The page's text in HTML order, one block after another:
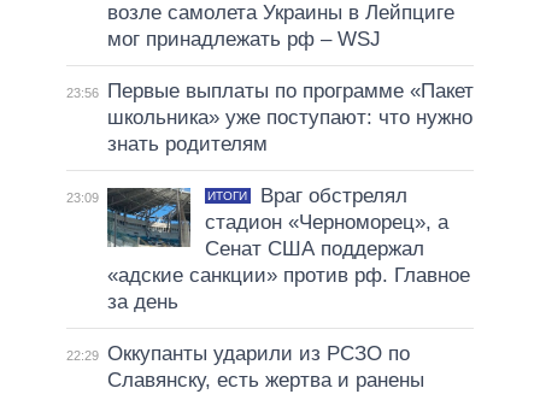
возле самолета Украины в Лейпциге
мог принадлежать рф – WSJ
23:56
Первые выплаты по программе «Пакет
школьника» уже поступают: что нужно
знать родителям
23:09 ИТОГИ
Враг обстрелял
стадион «Черноморец», а
Сенат США поддержал
«адские санкции» против рф. Главное
за день
22:29 Оккупанты ударили из РСЗО по
Славянску, есть жертва и ранены